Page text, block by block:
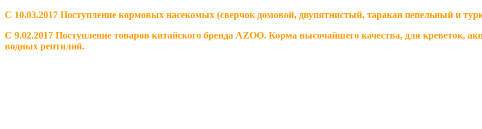
С 10.03.2017 Поступление кормовых насекомых (сверчок домовой, двупятнистый, таракан пепельный и
С 9.02.2017 Поступление товаров китайского бренда AZOO. Корма высочайшего качества, для
водных рептилий.